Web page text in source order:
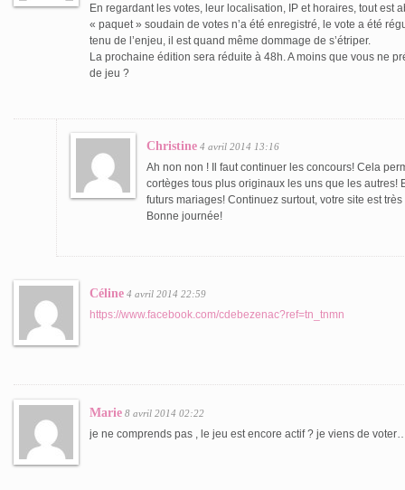
En regardant les votes, leur localisation, IP et horaires, tout est
« paquet » soudain de votes n’a été enregistré, le vote a été
tenu de l’enjeu, il est quand même dommage de s’étriper.
La prochaine édition sera réduite à 48h. A moins que vous ne
de jeu ?
Christine 4 avril 2014 13:16
Ah non non ! Il faut continuer les concours! Cela
cortèges tous plus originaux les uns que les autres!
futurs mariages! Continuez surtout, votre site est
Bonne journée!
Céline 4 avril 2014 22:59
https://www.facebook.com/cdebezenac?ref=tn_tnmn
Marie 8 avril 2014 02:22
je ne comprends pas , le jeu est encore actif ? je viens de